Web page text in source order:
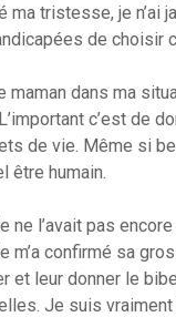
tristesse, je n’ai
de choisir
maman dans ma
c’est de
de vie. Même si
être humain.
l’avait pas
confirmé sa
leur donner le
Je suis